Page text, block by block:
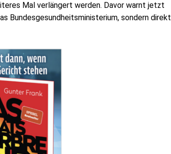
Mal verlängert werden. Davor warnt jetzt
Bundesgesundheitsministerium, sondern direkt